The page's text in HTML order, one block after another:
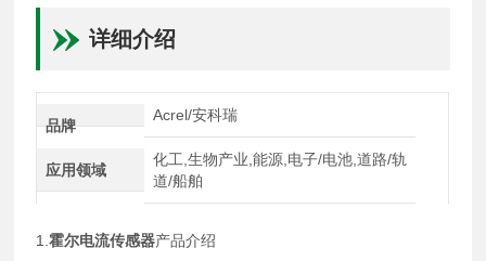
详细介绍
品牌
Acrel/安科瑞
应用领域
化工,生物产业,能源,电子/电池,道路/轨
道/船舶
1.霍尔电流传感器产品介绍